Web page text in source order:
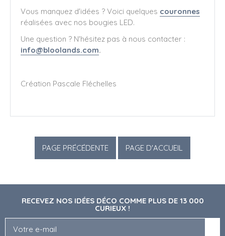
Vous manquez d'idées ? Voici quelques couronnes
réalisées avec nos bougies LED.
Une question ? N'hésitez pas à nous contacter :
info@bloolands.com.
Création Pascale Fléchelles
RECEVEZ NOS IDÉES DÉCO COMME PLUS DE 13 000
CURIEUX !